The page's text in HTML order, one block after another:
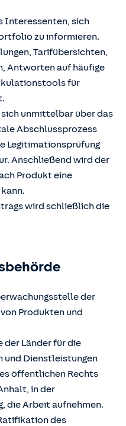
Interessenten, sich
zu informieren.
Tarifübersichten,
Antworten auf häufige
für
unmittelbar über das
Abschlussprozess
Legitimationsprüfung
Anschließend wird der
Produkt eine
wird schließlich die
der
Produkten und
Länder für die
und Dienstleistungen
öffentlichen Rechts
in der
die Arbeit aufnehmen.
des